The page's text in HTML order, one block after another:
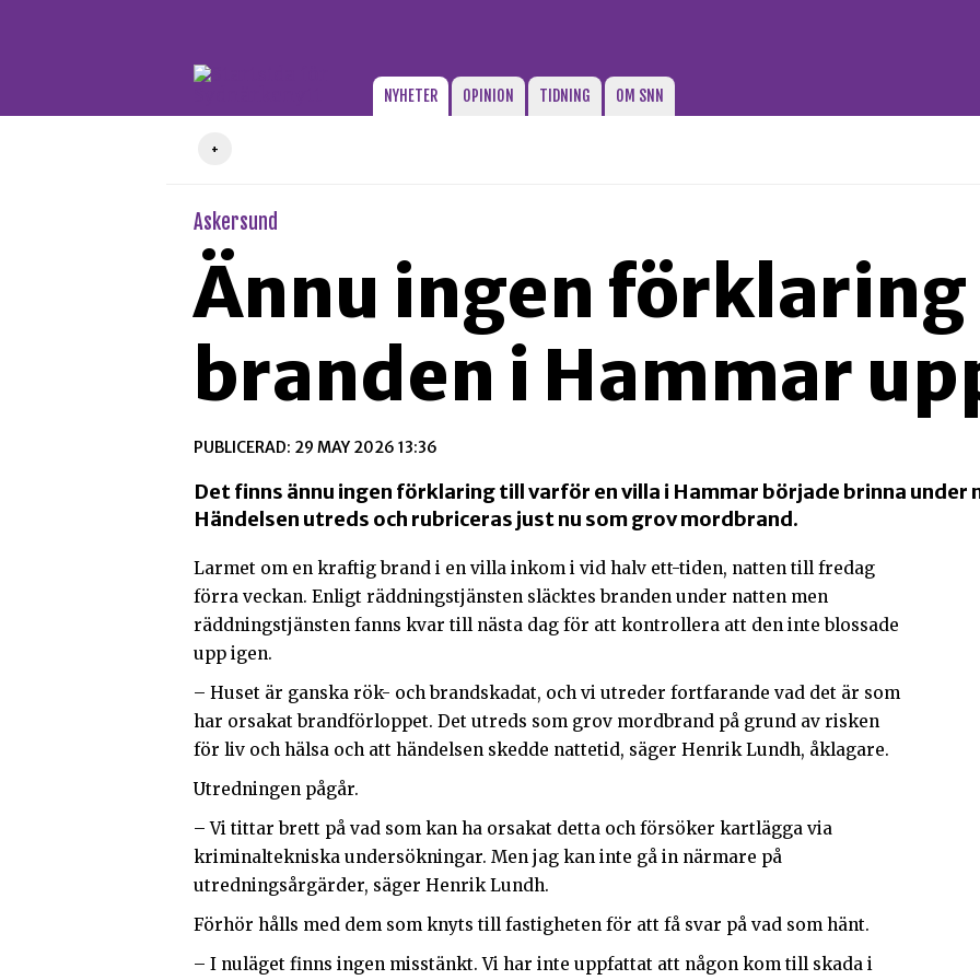
NYHETER OPINION TIDNING OM SNN
+
Askersund
Ännu ingen
branden i Hammar
PUBLICERAD: 29 MAY 2026 13:36
Det finns ännu ingen förklaring till varför en villa i Hammar började brinna under
Händelsen utreds och rubriceras just nu som grov mordbrand.
Larmet om en kraftig brand i en villa inkom i vid halv ett-tiden, natten till fredag
förra veckan. Enligt räddningstjänsten släcktes branden under natten men
räddningstjänsten fanns kvar till nästa dag för att kontrollera att den inte blossade
upp igen.
– Huset är ganska rök- och brandskadat, och vi utreder fortfarande vad det är som
har orsakat brandförloppet. Det utreds som grov mordbrand på grund av risken
för liv och hälsa och att händelsen skedde nattetid, säger Henrik Lundh, åklagare.
Utredningen pågår.
– Vi tittar brett på vad som kan ha orsakat detta och försöker kartlägga via
kriminaltekniska undersökningar. Men jag kan inte gå in närmare på
utredningsårgärder, säger Henrik Lundh.
Förhör hålls med dem som knyts till fastigheten för att få svar på vad som hänt.
– I nuläget finns ingen misstänkt. Vi har inte uppfattat att någon kom till skada i